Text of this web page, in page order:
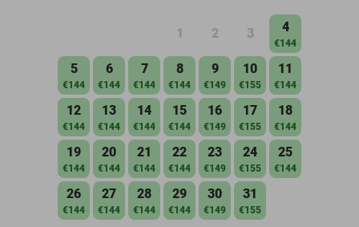
1 2 3 4
€144
5
€144
6
€144
7
€144
8
€144
9
€149
10
€155
11
€144
12
€144
13
€144
14
€144
15
€144
16
€149
17
€155
18
€144
19
€144
20
€144
21
€144
22
€144
23
€149
24
€155
25
€144
26
€144
27
€144
28
€144
29
€144
30
€149
31
€155